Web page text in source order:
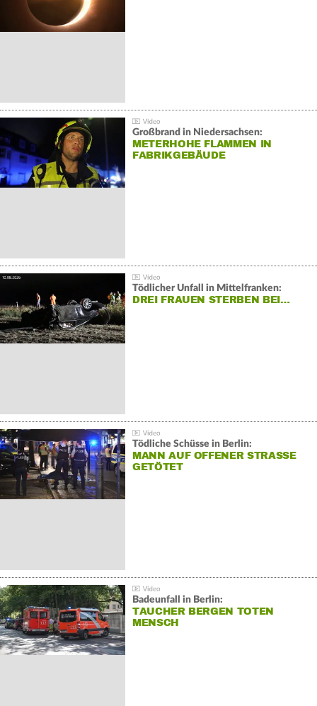
Großbrand in Niedersachsen:
METERHOHE FLAMMEN IN
FABRIKGEBÄUDE
Tödlicher Unfall in Mittelfranken:
DREI FRAUEN STERBEN BEI…
Tödliche Schüsse in Berlin:
MANN AUF OFFENER STRASSE G
ETÖTET
Badeunfall in Berlin:
TAUCHER BERGEN TOTEN
MENSCH